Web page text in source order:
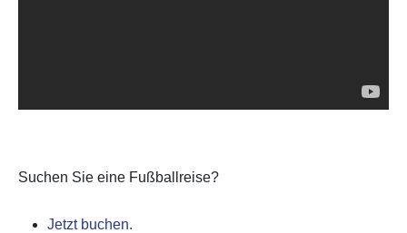
Suchen Sie eine Fußballreise?
Jetzt buchen.